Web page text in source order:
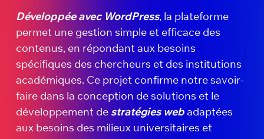
Développée avec WordPress, la plateforme
permet une gestion simple et efficace des
contenus, en répondant aux besoins
spécifiques des chercheurs et des institutions
académiques. Ce projet confirme notre savoir-
faire dans la conception de solutions et le
développement de stratégies webadaptées
aux besoins des milieux universitaires et